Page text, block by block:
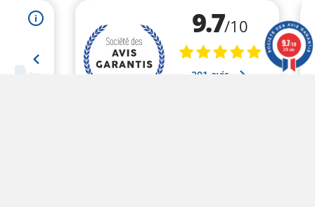
45X140MM / PAPIER MAT
BLANC / BOBINE
ÉCHENILLÉE DE 500
ÉTIQUETTES GS
24,00 €
9.7/10
201 avis